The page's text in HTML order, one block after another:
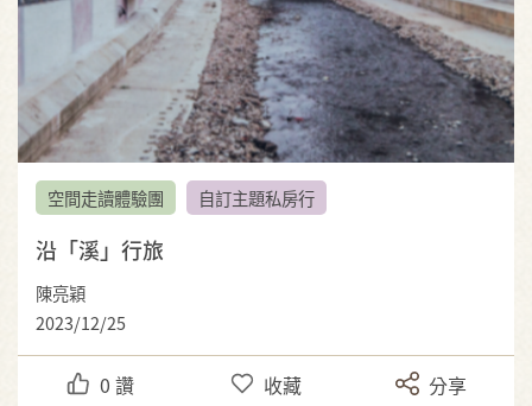
空間走讀體驗團 自訂主題私房行
沿「溪」行旅
陳亮穎
2023/12/25
0 讚 收藏 分享